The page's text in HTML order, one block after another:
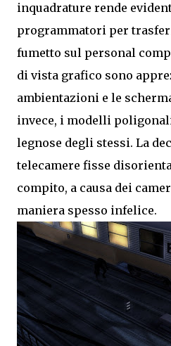
inquadrature rende
programmatori per
fumetto sul personal
di vista grafico sono
ambientazioni e le
invece, i modelli
legnose degli stessi. La
telecamere fisse
compito, a causa dei
maniera spesso infelice.